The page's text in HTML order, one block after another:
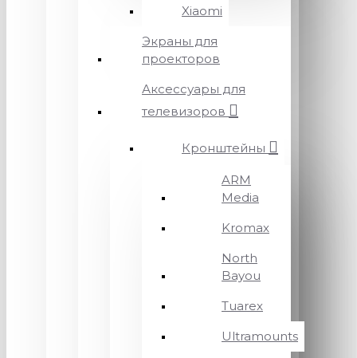
Xiaomi
Экраны для
проекторов
Аксессуары для
телевизоров
Кронштейны
ARM
Media
Kromax
North
Bayou
Tuarex
Ultramounts